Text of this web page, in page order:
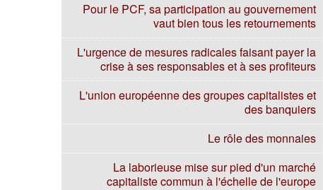
Pour le PCF, sa participation au gouvernement
vaut bien tous les retournements
L'urgence de mesures radicales faisant payer la
crise à ses responsables et à ses profiteurs
L'union européenne des groupes capitalistes et
des banquiers
Le rôle des monnaies
La laborieuse mise sur pied d'un marché
capitaliste commun à l'échelle de l'europe